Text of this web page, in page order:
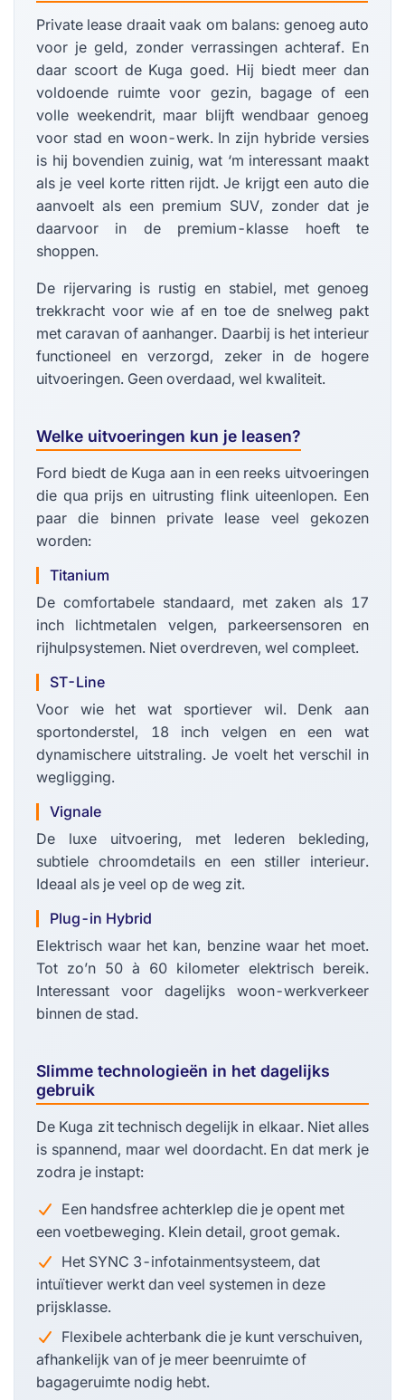
Private lease draait vaak om balans: genoeg auto
voor je geld, zonder verrassingen achteraf. En
daar scoort de Kuga goed. Hij biedt meer dan
voldoende ruimte voor gezin, bagage of een
volle weekendrit, maar blijft wendbaar genoeg
voor stad en woon-werk. In zijn hybride versies
is hij bovendien zuinig, wat ‘m interessant maakt
als je veel korte ritten rijdt. Je krijgt een auto die
aanvoelt als een premium SUV, zonder dat je
daarvoor in de premium-klasse hoeft te
shoppen.
De rijervaring is rustig en stabiel, met genoeg
trekkracht voor wie af en toe de snelweg pakt
met caravan of aanhanger. Daarbij is het interieur
functioneel en verzorgd, zeker in de hogere
uitvoeringen. Geen overdaad, wel kwaliteit.
Welke uitvoeringen kun je leasen?
Ford biedt de Kuga aan in een reeks uitvoeringen
die qua prijs en uitrusting flink uiteenlopen. Een
paar die binnen private lease veel gekozen
worden:
Titanium
De comfortabele standaard, met zaken als 17
inch lichtmetalen velgen, parkeersensoren en
rijhulpsystemen. Niet overdreven, wel compleet.
ST-Line
Voor wie het wat sportiever wil. Denk aan
sportonderstel, 18 inch velgen en een wat
dynamischere uitstraling. Je voelt het verschil in
wegligging.
Vignale
De luxe uitvoering, met lederen bekleding,
subtiele chroomdetails en een stiller interieur.
Ideaal als je veel op de weg zit.
Plug-in Hybrid
Elektrisch waar het kan, benzine waar het moet.
Tot zo’n 50 à 60 kilometer elektrisch bereik.
Interessant voor dagelijks woon-werkverkeer
binnen de stad.
Slimme technologieën in het dagelijks
gebruik
De Kuga zit technisch degelijk in elkaar. Niet alles
is spannend, maar wel doordacht. En dat merk je
zodra je instapt:
Een handsfree achterklep die je opent met
een voetbeweging. Klein detail, groot gemak.
Het SYNC 3-infotainmentsysteem, dat
intuïtiever werkt dan veel systemen in deze
prijsklasse.
Flexibele achterbank die je kunt verschuiven,
afhankelijk van of je meer beenruimte of
bagageruimte nodig hebt.